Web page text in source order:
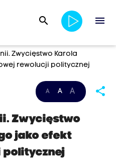
search menu
Zwycięstwo Karola
rewolucji politycznej
A A A share
Zwycięstwo
jako efekt